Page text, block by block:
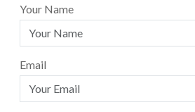
Your Name
Email